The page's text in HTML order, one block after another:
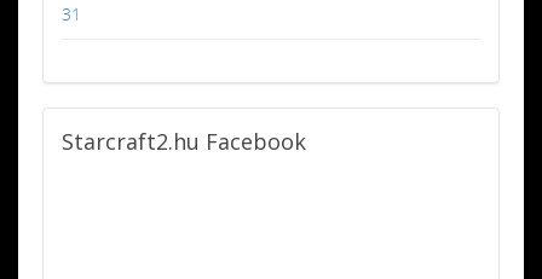
31
Starcraft2.hu Facebook